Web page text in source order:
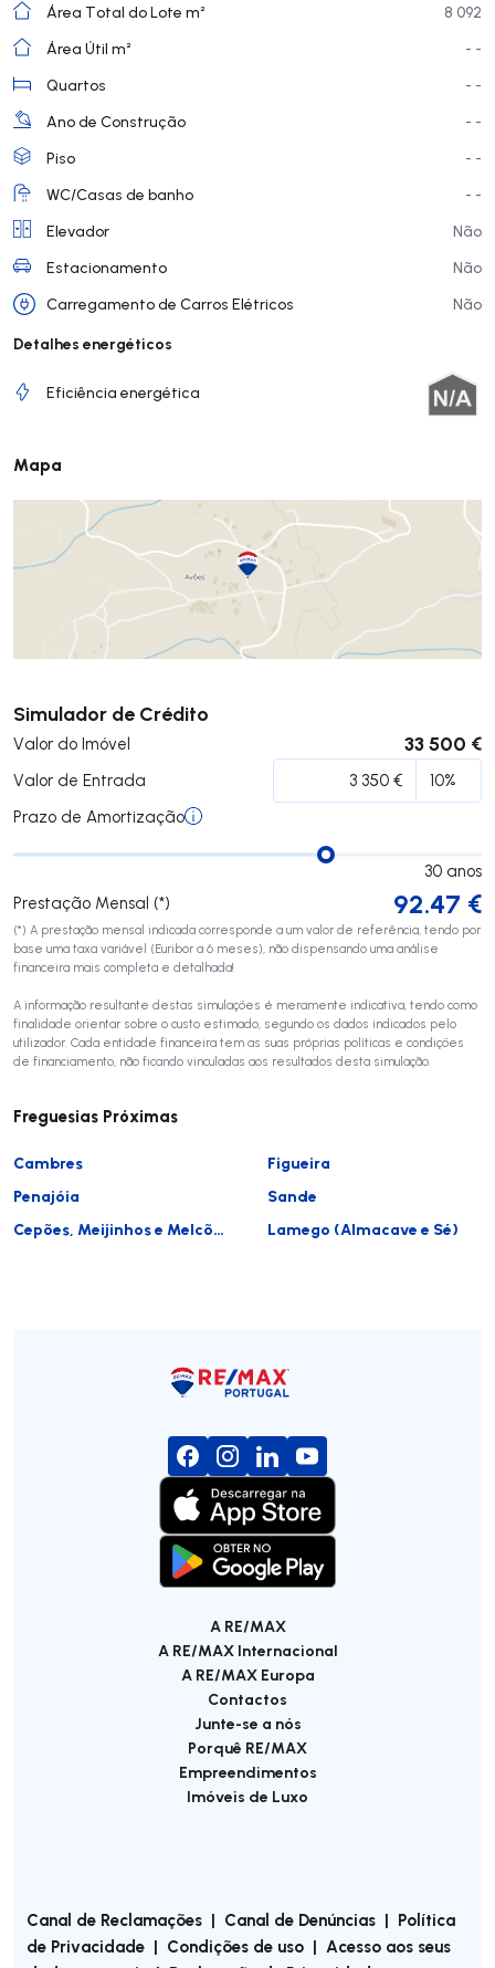
Área Total do Lote m²
8 092
Área Útil m²
- -
Quartos
- -
Ano de Construção
- -
Piso
- -
WC/Casas de banho
- -
Elevador
Não
Estacionamento
Não
Carregamento de Carros Elétricos
Não
Detalhes energéticos
Eficiência energética
Mapa
Simulador de Crédito
Valor do Imóvel 33 500 €
Valor de Entrada
Prazo de Amortização
30 anos
Prestação Mensal (*)
92.47 €
(*) A prestação mensal indicada corresponde a um valor de referência, tendo por
base uma taxa variável (Euribor a 6 meses), não dispensando uma análise
financeira mais completa e detalhada!
A informação resultante destas simulações é meramente indicativa, tendo como
finalidade orientar sobre o custo estimado, segundo os dados indicados pelo
utilizador. Cada entidade financeira tem as suas próprias políticas e condições
de financiamento, não ficando vinculadas aos resultados desta simulação.
Submeter
Freguesias Próximas
Cambres
Figueira
Penajóia
Sande
Cepões, Meijinhos e Melcões
Lamego (Almacave e Sé)
A RE/MAX
A RE/MAX Internacional
A RE/MAX Europa
Contactos
Junte-se a nós
Porquê RE/MAX
Empreendimentos
Imóveis de Luxo
Canal de Reclamações | Canal de Denúncias | Política
de Privacidade | Condições de uso | Acesso aos seus